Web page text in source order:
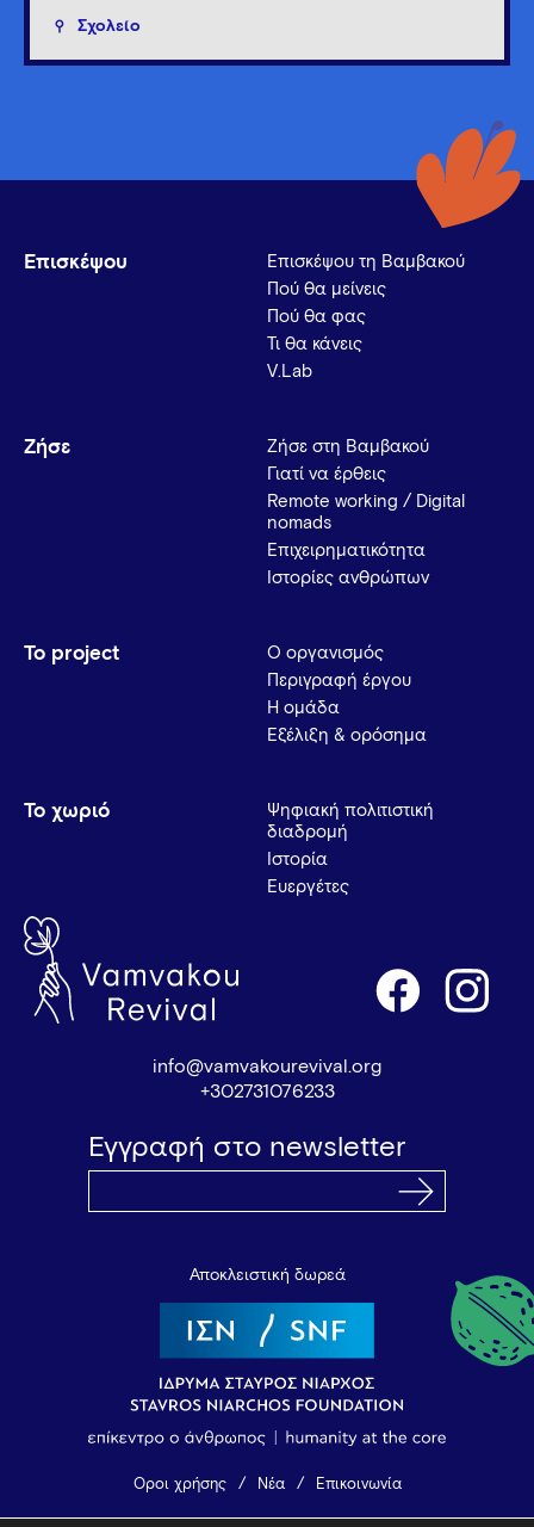
Σχολείο
Επισκέψου
Επισκέψου τη Βαμβακού
Πού θα μείνεις
Πού θα φας
Τι θα κάνεις
V.Lab
Ζήσε
Ζήσε στη Βαμβακού
Γιατί να έρθεις
Remote working / Digital
nomads
Επιχειρηματικότητα
Ιστορίες ανθρώπων
Το project
Ο οργανισμός
Περιγραφή έργου
Η ομάδα
Εξέλιξη & ορόσημα
Το χωριό
Ψηφιακή πολιτιστική
διαδρομή
Ιστορία
Ευεργέτες
info@vamvakourevival.org
+302731076233
Εγγραφή στο newsletter
Αποκλειστική δωρεά
Όροι χρήσης Νέα Επικοινωνία